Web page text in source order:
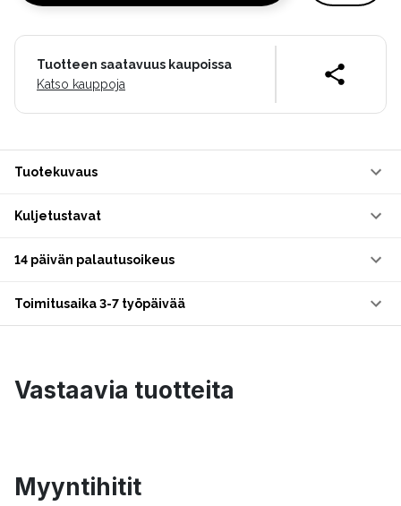
Tuotteen saatavuus kaupoissa
Katso kauppoja
Tuotekuvaus
Kuljetustavat
14 päivän palautusoikeus
Toimitusaika 3-7 työpäivää
Vastaavia tuotteita
Myyntihitit